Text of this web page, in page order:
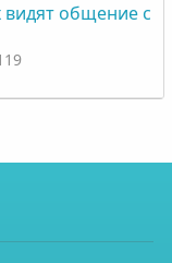
видят общение с